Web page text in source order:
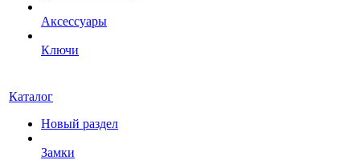
Аксессуары
Ключи
Каталог
Новый раздел
Замки